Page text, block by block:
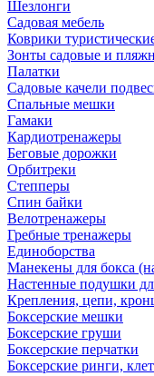
Шезлонги
Садовая мебель
Коврики
Зонты садовые и
Палатки
Садовые качели
Спальные мешки
Гамаки
Кардиотренажеры
Беговые дорожки
Орбитреки
Степперы
Спин байки
Велотренажеры
Гребные тренажеры
Единоборства
Манекены для бокса
Настенные подушки
Крепления, цепи,
Боксерские мешки
Боксерские груши
Боксерские перчатки
Боксерские ринги,